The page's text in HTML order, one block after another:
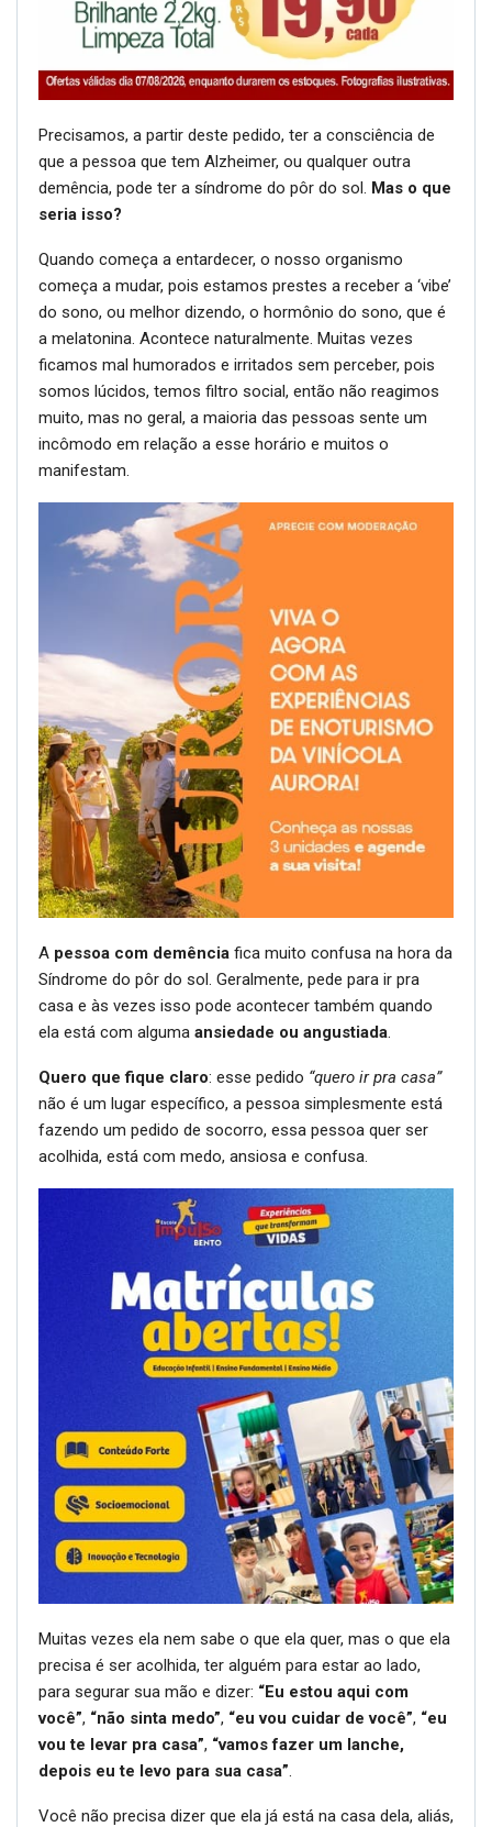
Precisamos, a partir deste pedido, ter a consciência de
que a pessoa que tem Alzheimer, ou qualquer outra
demência, pode ter a síndrome do pôr do sol. Mas o que
seria isso?
Quando começa a entardecer, o nosso organismo
começa a mudar, pois estamos prestes a receber a ‘vibe’
do sono, ou melhor dizendo, o hormônio do sono, que é
a melatonina. Acontece naturalmente. Muitas vezes
ficamos mal humorados e irritados sem perceber, pois
somos lúcidos, temos filtro social, então não reagimos
muito, mas no geral, a maioria das pessoas sente um
incômodo em relação a esse horário e muitos o
manifestam.
A pessoa com demência fica muito confusa na hora da
Síndrome do pôr do sol. Geralmente, pede para ir pra
casa e às vezes isso pode acontecer também quando
ela está com alguma ansiedade ou angustiada.
Quero que fique claro: esse pedido “quero ir pra casa”
não é um lugar específico, a pessoa simplesmente está
fazendo um pedido de socorro, essa pessoa quer ser
acolhida, está com medo, ansiosa e confusa.
Muitas vezes ela nem sabe o que ela quer, mas o que ela
precisa é ser acolhida, ter alguém para estar ao lado,
para segurar sua mão e dizer: “Eu estou aqui com
você”, “não sinta medo”, “eu vou cuidar de você”, “eu
vou te levar pra casa”, “vamos fazer um lanche,
depois eu te levo para sua casa”.
Você não precisa dizer que ela já está na casa dela, aliás,